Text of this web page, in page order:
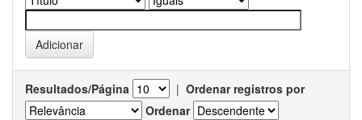
Resultados/Página | Ordenar registros por
Ordenar